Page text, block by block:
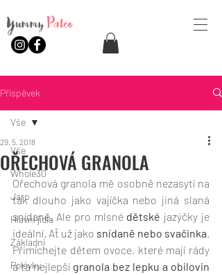
YummyPaleo
Příspěvek
Vše
Whole30
Jaro
Hlavní jídla
Základní
Polévky
Vše
OŘECHOVÁ GRANOLA
29. 5. 2018
Ořechová granola mě osobně nezasytí na
tak dlouho jako vajíčka nebo jiná slaná
snídaně. Ale pro mlsné dětské jazýčky je
ideální. Ať už jako snídaně nebo svačinka.
Přimíchejte dětem ovoce, které mají rády
a ta nejlepší granola bez lepku a obilovin